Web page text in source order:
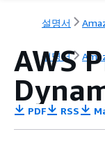
설명서
설명서
AWS
PDF RSS